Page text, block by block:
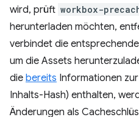
wird, prüft workbox-
herunterladen möchten,
verbindet die
um die Assets
die bereits Informationen
Inhalts-Hash) enthalten,
Änderungen als